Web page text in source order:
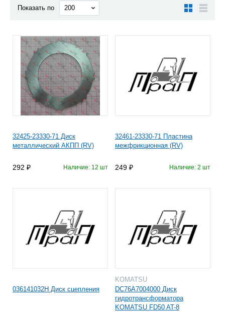
Показать по
32425-23330-71 Диск
металлический АКПП (RV)
292 Наличие: 12 шт
32461-23330-71 Пластина
межфрикционная (RV)
249 Наличие: 2 шт
036141032H Диск сцепления
KOMATSU
DC76A7004000 Диск
гидротрансформатора
KOMATSU FD50 AT-8